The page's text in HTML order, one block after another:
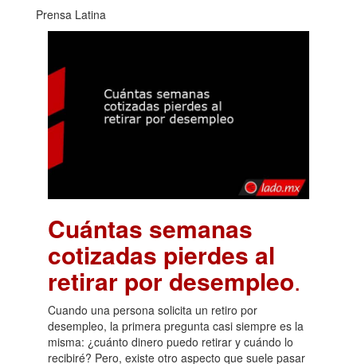
Prensa Latina
Cuántas semanas
cotizadas pierdes al
retirar por desempleo.
Cuando una persona solicita un retiro por
desempleo, la primera pregunta casi siempre es la
misma: ¿cuánto dinero puedo retirar y cuándo lo
recibiré? Pero, existe otro aspecto que suele pasar